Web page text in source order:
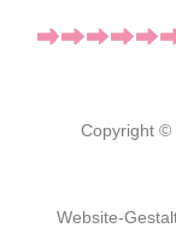
Copyright ©
Website-